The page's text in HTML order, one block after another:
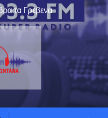
τα Γρεβενα